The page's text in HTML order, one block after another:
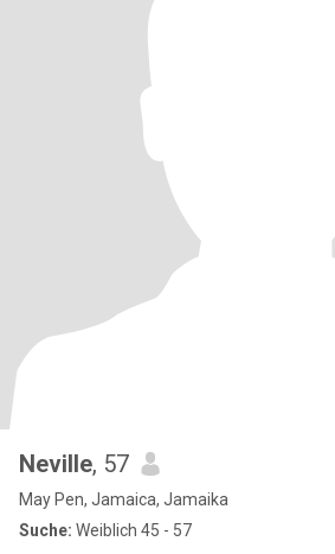
Neville, 57
May Pen, Jamaica, Jamaika
Suche: Weiblich 45 - 57